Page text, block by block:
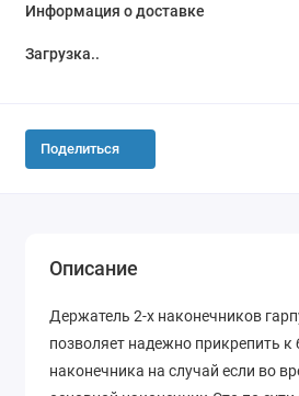
Информация о доставке
Загрузка...
Поделиться
Описание
Держатель 2-х наконечников
позволяет надежно прикрепить
наконечника на случай если во